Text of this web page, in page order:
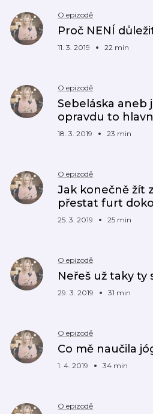
O epizodě
Proč NENÍ
11. 3. 2019 22 min
O epizodě
Sebeláska aneb
opravdu to
18. 3. 2019 23 min
O epizodě
Jak konečně žít
přestat furt
25. 3. 2019 25 min
O epizodě
Neřeš už taky ty
29. 3. 2019 31 min
O epizodě
Co mě naučila
1. 4. 2019 34 min
O epizodě